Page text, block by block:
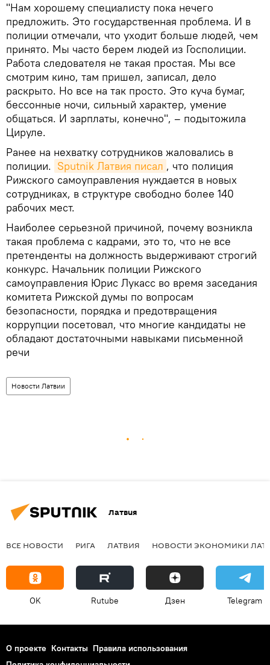
"Нам хорошему специалисту пока нечего
предложить. Это государственная проблема. И в
полиции отмечали, что уходит больше людей, чем
принято. Мы часто берем людей из Госполиции.
Работа следователя не такая простая. Мы все
смотрим кино, там пришел, записал, дело
раскрыто. Но все на так просто. Это куча бумаг,
бессонные ночи, сильный характер, умение
общаться. И зарплаты, конечно", – подытожила
Цируле.
Ранее на нехватку сотрудников жаловались в
полиции. Sputnik Латвия писал , что полиция
Рижского самоуправления нуждается в новых
сотрудниках, в структуре свободно более 140
рабочих мест.
Наиболее серьезной причиной, почему возникла
такая проблема с кадрами, это то, что не все
претенденты на должность выдерживают строгий
конкурс. Начальник полиции Рижского
самоуправления Юрис Лукасс во время заседания
комитета Рижской думы по вопросам
безопасности, порядка и предотвращения
коррупции посетовал, что многие кандидаты не
обладают достаточными навыками письменной
речи
Новости Латвии
Латвия
ВСЕ НОВОСТИ РИГА ЛАТВИЯ НОВОСТИ ЭКОНОМИКИ
OK Rutube Дзен Telegram
О проекте Контакты Правила использования